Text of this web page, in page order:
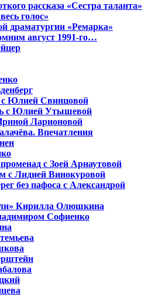
рассказа «Сестра таланта»
голос»
драматургии «Ремарка»
август 1991-го…
с Юлией Свинцовой
с Юлией Утышевой
Ларионовой
Впечатления
с Зоей Арнаутовой
с Лидией Винокуровой
без пафоса с Александрой
Кирилла Олюшкина
Софиенко